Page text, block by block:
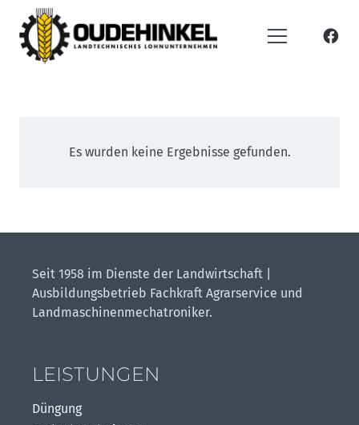
Es wurden keine Ergebnisse gefunden.
Seit 1958 im Dienste der Landwirtschaft |
Ausbildungsbetrieb Fachkraft Agrarservice und
Landmaschinenmechatroniker.
LEISTUNGEN
Düngung